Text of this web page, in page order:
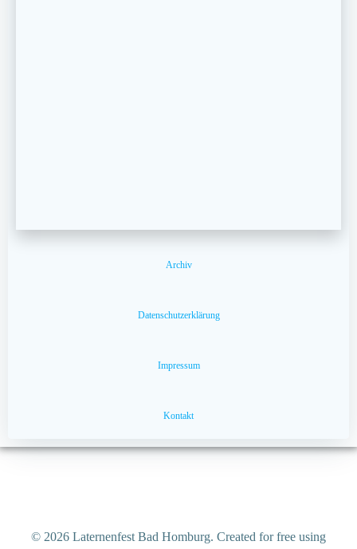
Archiv
Datenschutzerklärung
Impressum
Kontakt
© 2026 Laternenfest Bad Homburg. Created for free using